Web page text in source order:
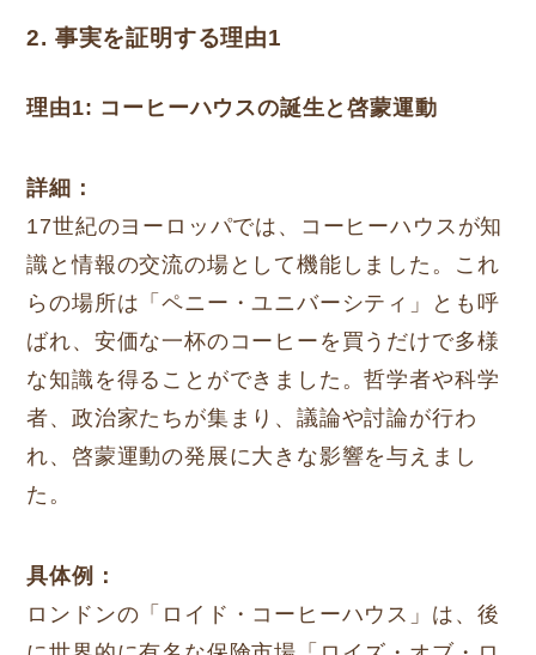
2. 事実を証明する理由1
理由1: コーヒーハウスの誕生と啓蒙運動
詳細：
17世紀のヨーロッパでは、コーヒーハウスが知
識と情報の交流の場として機能しました。これ
らの場所は「ペニー・ユニバーシティ」とも呼
ばれ、安価な一杯のコーヒーを買うだけで多様
な知識を得ることができました。哲学者や科学
者、政治家たちが集まり、議論や討論が行わ
れ、啓蒙運動の発展に大きな影響を与えまし
た。
具体例：
ロンドンの「ロイド・コーヒーハウス」は、後